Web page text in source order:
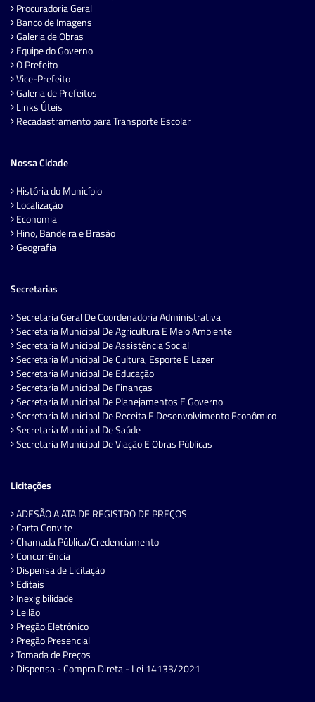
Procuradoria Geral
Banco de Imagens
Galeria de Obras
Equipe do Governo
O Prefeito
Vice-Prefeito
Galeria de Prefeitos
Links Úteis
Recadastramento para Transporte Escolar
Nossa Cidade
História do Município
Localização
Economia
Hino, Bandeira e Brasão
Geografia
Secretarias
Secretaria Geral De Coordenadoria Administrativa
Secretaria Municipal De Agricultura E Meio Ambiente
Secretaria Municipal De Assistência Social
Secretaria Municipal De Cultura, Esporte E Lazer
Secretaria Municipal De Educação
Secretaria Municipal De Finanças
Secretaria Municipal De Planejamentos E Governo
Secretaria Municipal De Receita E Desenvolvimento Econômico
Secretaria Municipal De Saúde
Secretaria Municipal De Viação E Obras Públicas
Licitações
ADESÃO A ATA DE REGISTRO DE PREÇOS
Carta Convite
Chamada Pública/Credenciamento
Concorrência
Dispensa de Licitação
Editais
Inexigibilidade
Leilão
Pregão Eletrônico
Pregão Presencial
Tomada de Preços
Dispensa - Compra Direta - Lei 14133/2021